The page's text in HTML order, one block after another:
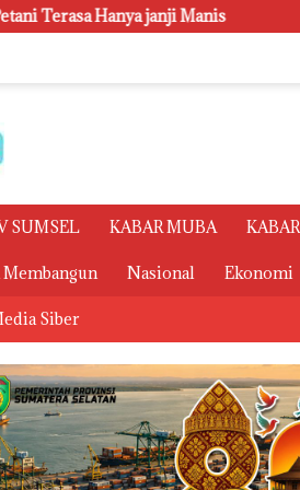
Polsri Juara Umum PORSENI
SUMSEL KABAR MUBA
Membangun Nasional Ekonomi
Siber